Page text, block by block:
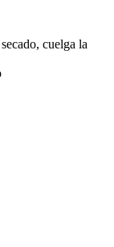
cuelga la